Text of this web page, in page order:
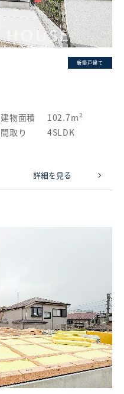
新築戸建て
建物面積
102.7m²
間取り 4SLDK
詳細を見る